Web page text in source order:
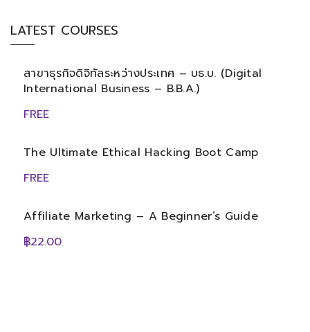
LATEST COURSES
สาขาธุรกิจดิจิทัลระหว่างประเทศ – บธ.บ. (Digital
International Business – B.B.A.)
FREE
The Ultimate Ethical Hacking Boot Camp
FREE
Affiliate Marketing – A Beginner’s Guide
฿22.00